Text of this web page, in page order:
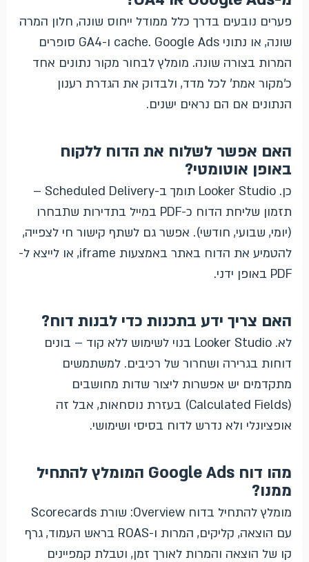
פערים נובעים בדרך כלל ממודל ייחוס שונה, חלון המרה
שונה, או נתוני cache. Google Ads ו-GA4 סופרים
המרות בצורה שונה. מומלץ לבחור מקור נתונים אחד
כ'מקור אמת' לכל מדד, ולבדוק את הגדרת רענון
הנתונים אם הם נראים ישנים.
האם אפשר לשלוח את הדוח ללקוח
באופן אוטומטי?
כן. Looker Studio תומך ב-Scheduled Delivery –
תזמון שליחת הדוח כ-PDF במייל בתדירות שתבחרו
(יומי, שבועי, חודשי). אפשר גם לשתף קישור חי לצפייה,
להטמיע את הדוח באתר באמצעות iframe, או לייצא ל-
PDF באופן ידני.
האם צריך ידע בתכנות כדי לבנות דוח?
לא. Looker Studio בנוי לשימוש ללא קוד – בונים
דוחות בגרירה ושחרור של רכיבים. למשתמשים
מתקדמים יש אפשרות ליצור שדות מחושבים
(Calculated Fields) בעזרת נוסחאות, אבל זה
אופציונלי ולא נדרש לדוח בסיסי ושימושי.
מהו דוח Google Ads המומלץ להתחיל
ממנו?
מומלץ להתחיל בדוח Overview: שורת Scorecards
עם הוצאה, קליקים, המרות ו-ROAS בראש העמוד, גרף
קו של הוצאה והמרות לאורך זמן, וטבלת קמפיינים